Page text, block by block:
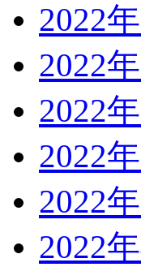
2022
2022
2022
2022
2022
2022